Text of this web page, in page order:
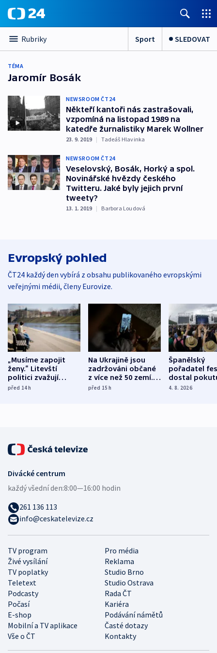
Rubriky Sport SLEDOVAT
TÉMA
Jaromír Bosák
NEWSROOM ČT24
Někteří kantoři nás zastrašovali,
vzpomíná na listopad 1989 na
katedře žurnalistiky Marek Wollner
23. 9. 2019 | Tadeáš Hlavinka
NEWSROOM ČT24
Veselovský, Bosák, Horký a spol.
Novinářské hvězdy českého
Twitteru. Jaké byly jejich první
tweety?
13. 1. 2019 | Barbora Loudová
Evropský pohled
ČT24 každý den vybírá z obsahu publikovaného evropskými
veřejnými médii, členy Eurovize.
„Musíme zapojit
ženy.“ Litevští
politici zvažují
dohodu o
před 14h
Na Ukrajině jsou
zadržováni občané
z více než 50 zemí.
Bojovali na straně
před 15h
Španělský
pořadatel
dostal
nekalé
4. 8. 2026
TV program
Pro média
Živé vysílání
Reklama
TV poplatky
Studio Brno
Teletext
Studio Ostrava
Podcasty
Rada ČT
Počasí
Kariéra
E-shop
Podávání námětů
Mobilní a TV aplikace
Časté dotazy
Vše o ČT
Kontakty
Divácké centrum
každý všední den:8:00—16:00 hodin
261 136 113
info@ceskatelevize.cz